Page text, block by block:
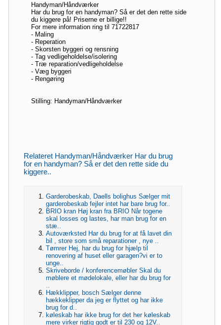
Handyman/Håndværker
Har du brug for en handyman? Så er det den rette side
du kiggere på! Priserne er billige!!
For mere information ring til 71722817
- Maling
- Reperation
- Skorsten byggeri og rensning
- Tag vedligeholdelse/isolering
- Træ reparation/vedligeholdelse
- Væg byggeri
- Rengøring
Stilling: Handyman/Håndværker
Relateret Handyman/Håndværker Har du brug
for en handyman? Så er det den rette side du
kiggere..
Garderobeskab, Daells bolighus Sælger mit
garderobeskab fejler intet har bare brug for..
BRIO kran Høj kran fra BRIO Når togene
skal losses og lastes, har man brug for en
stæ..
Autoværksted Har du brug for at få lavet din
bil , store som små reparationer , nye ..
Tømrer Hej, har du brug for hjælp til
renovering af huset eller garagen?vi er to
unge..
Skriveborde / konferencemøbler Skal du
møblere et mødelokale, eller har du brug for
..
Hækklipper, bosch Sælger denne
hækkeklipper da jeg er flyttet og har ikke
brug for d..
køleskab har ikke brug for det her køleskab
mere virker rigtig godt er til 230 og 12V..